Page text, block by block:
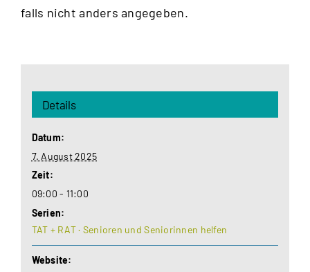
falls nicht anders angegeben.
Details
Datum:
7. August 2025
Zeit:
09:00 - 11:00
Serien:
TAT + RAT · Senioren und Seniorinnen helfen
Website: